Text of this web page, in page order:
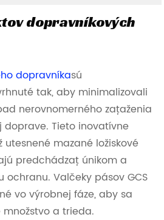
dopravníkových
dopravníkasú
tak, aby minimalizovali
nerovnomerného zaťaženia
doprave. Tieto inovatívne
mazané ložiskové
predchádzať únikom a
ochranu. Valčeky pásov GCS
vo výrobnej fáze, aby sa
a trieda.